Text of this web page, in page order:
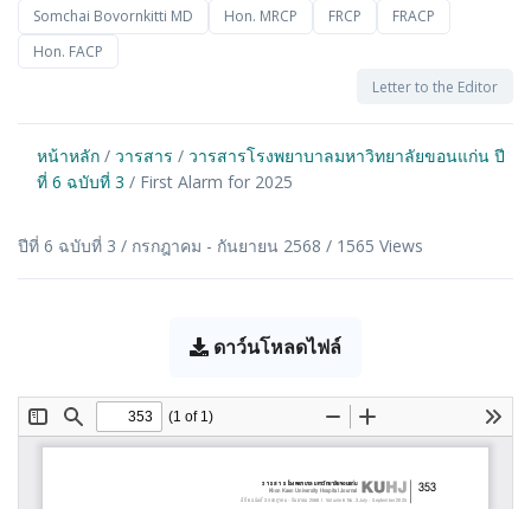
Somchai Bovornkitti MD Hon. MRCP FRCP
FRACP
Hon. FACP
Letter to the Editor
หน้าหลัก / วารสาร / วารสารโรงพยาบาลมหาวิทยาลัยขอนแก่น ปี
ที่ 6 ฉบับที่ 3 / First Alarm for 2025
ปีที่ 6 ฉบับที่ 3 / กรกฎาคม - กันยายน 2568 / 1565 Views
ดาว์นโหลดไฟล์